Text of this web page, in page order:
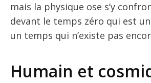
mais la physique ose s’y
devant le temps zéro qui est
un temps qui n’existe pas
Humain et